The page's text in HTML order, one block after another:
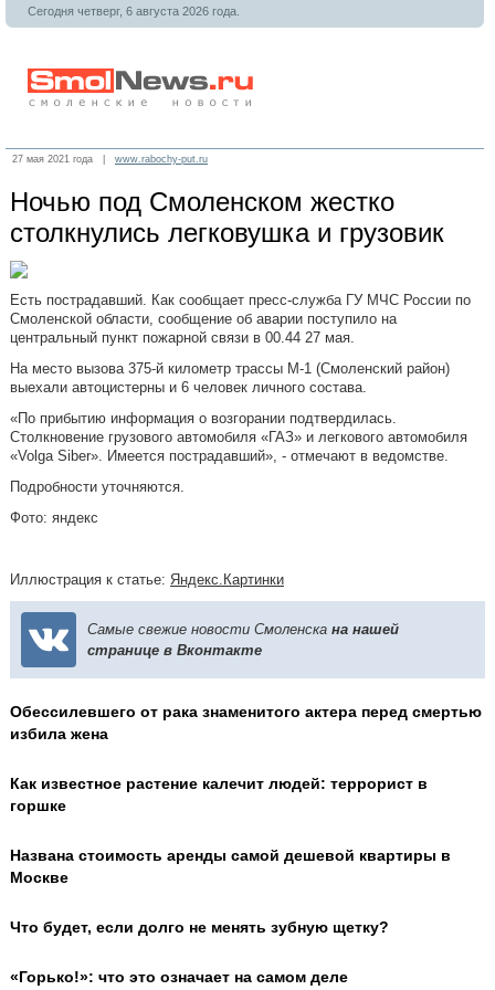
Сегодня четверг, 6 августа 2026 года.
27 мая 2021 года | www.rabochy-put.ru
Ночью под Смоленском жестко
столкнулись легковушка и грузовик
Есть пострадавший. Как сообщает пресс-служба ГУ МЧС России по
Смоленской области, сообщение об аварии поступило на
центральный пункт пожарной связи в 00.44 27 мая.
На место вызова 375-й километр трассы М-1 (Смоленский район)
выехали автоцистерны и 6 человек личного состава.
«По прибытию информация о возгорании подтвердилась.
Столкновение грузового автомобиля «ГАЗ» и легкового автомобиля
«Volga Siber». Имеется пострадавший», - отмечают в ведомстве.
Подробности уточняются.
Фото: яндекс
Иллюстрация к статье: Яндекс.Картинки
Самые свежие новости Смоленска на нашей
странице в Вконтакте
Обессилевшего от рака знаменитого актера перед смертью
избила жена
Как известное растение калечит людей: террорист в
горшке
Названа стоимость аренды самой дешевой квартиры в
Москве
Что будет, если долго не менять зубную щетку?
«Горько!»: что это означает на самом деле